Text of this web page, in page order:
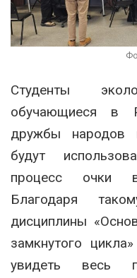
Студенты
обучающиеся в
дружбы народов
будут
процесс очки
Благодаря
дисциплины
замкнутого
увидеть весь